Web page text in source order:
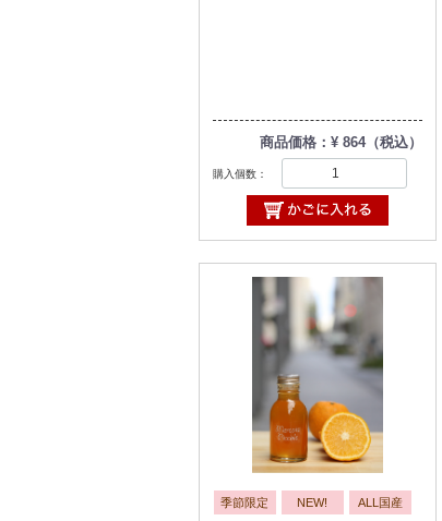
商品価格：¥ 864（税込）
購入個数：
季節限定 NEW! ALL国産